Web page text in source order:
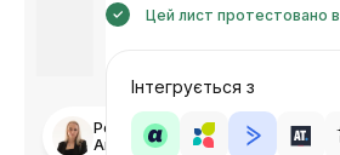
Розроблено
Анастасія
Цей лист протестовано в
Інтегрується з